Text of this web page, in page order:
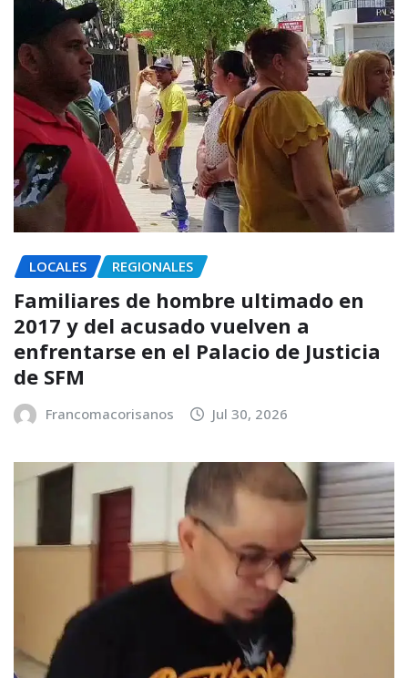
LOCALES REGIONALES
Familiares de hombre ultimado en
2017 y del acusado vuelven a
enfrentarse en el Palacio de Justicia
de SFM
Francomacorisanos Jul 30, 2026